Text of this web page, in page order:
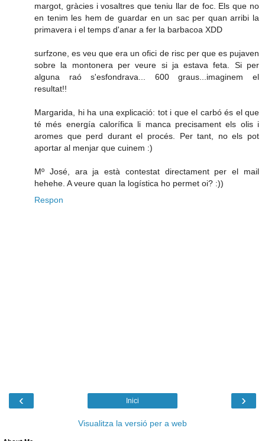
margot, gràcies i vosaltres que teniu llar de foc. Els que no
en tenim les hem de guardar en un sac per quan arribi la
primavera i el temps d'anar a fer la barbacoa XDD
surfzone, es veu que era un ofici de risc per que es pujaven
sobre la montonera per veure si ja estava feta. Si per
alguna raó s'esfondrava... 600 graus...imaginem el
resultat!!
Margarida, hi ha una explicació: tot i que el carbó és el que
té més energía calorífica li manca precisament els olis i
aromes que perd durant el procés. Per tant, no els pot
aportar al menjar que cuinem :)
Mº José, ara ja està contestat directament per el mail
hehehe. A veure quan la logística ho permet oi? :))
Respon
‹ ›
Inici
Visualitza la versió per a web